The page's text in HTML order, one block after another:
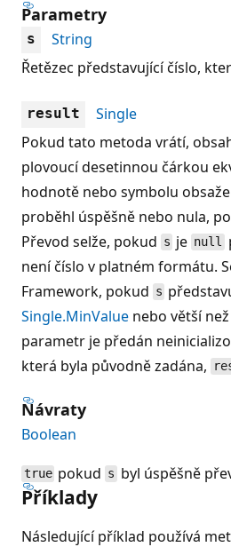
Parametry
s
String
Řetězec představující číslo,
result
Single
Pokud tato metoda vrátí,
plovoucí desetinnou čárkou
hodnotě nebo symbolu
proběhl úspěšně nebo nula,
Převod selže, pokud s je null
není číslo v platném formátu.
Framework, pokud s
Single.MinValue nebo větší než
parametr je předán
která byla původně zadána,
Návraty
Boolean
true pokud s byl úspěšně
Příklady
Následující příklad používá